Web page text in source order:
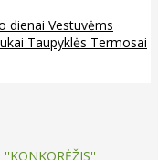
dienai Vestuvėms
Taupyklės Termosai
''KONKORĖŽIS''